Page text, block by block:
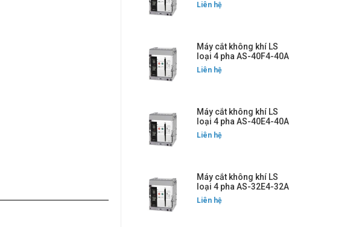
Liên hệ
Máy cắt không khí LS
loại 4 pha AS-40F4-40A
Liên hệ
Máy cắt không khí LS
loại 4 pha AS-40E4-40A
Liên hệ
Máy cắt không khí LS
loại 4 pha AS-32E4-32A
Liên hệ